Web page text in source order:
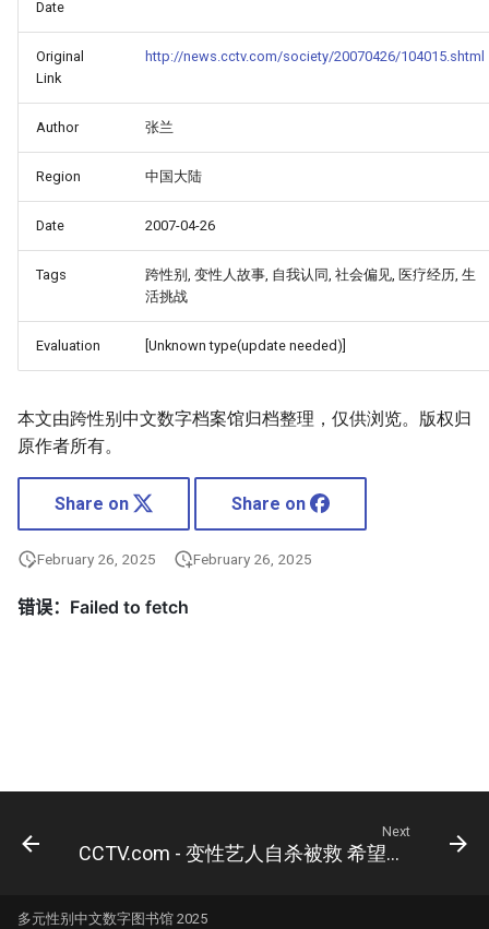
Date
Original
Link
http://news.cctv.com/society/20070426/104015.shtml
Author 张兰
Region 中国大陆
Date 2007-04-26
Tags
跨性别, 变性人故事, 自我认同, 社会偏见, 医疗经历, 生
活挑战
Evaluation [Unknown type(update needed)]
本文由跨性别中文数字档案馆归档整理，仅供浏览。版权归
原作者所有。
Share on Share on
February 26, 2025 February 26, 2025
Next
CCTV.com - 变性艺人自杀被救 希望以死寻求做人尊严(图)
多元性别中文数字图书馆 2025